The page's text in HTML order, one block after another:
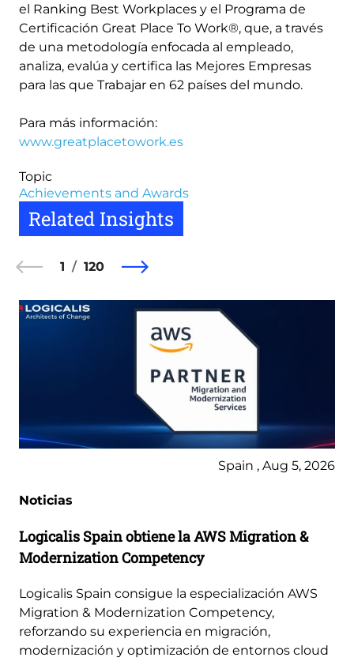
el Ranking Best Workplaces y el Programa de
Certificación Great Place To Work®, que, a través
de una metodología enfocada al empleado,
analiza, evalúa y certifica las Mejores Empresas
para las que Trabajar en 62 países del mundo.
Para más información:
www.greatplacetowork.es
Topic
Achievements and Awards
Related Insights
1 120
Spain , Aug 5, 2026
Noticias
Logicalis Spain obtiene la AWS Migration &
Modernization Competency
Logicalis Spain consigue la especialización AWS
Migration & Modernization Competency,
reforzando su experiencia en migración,
modernización y optimización de entornos cloud